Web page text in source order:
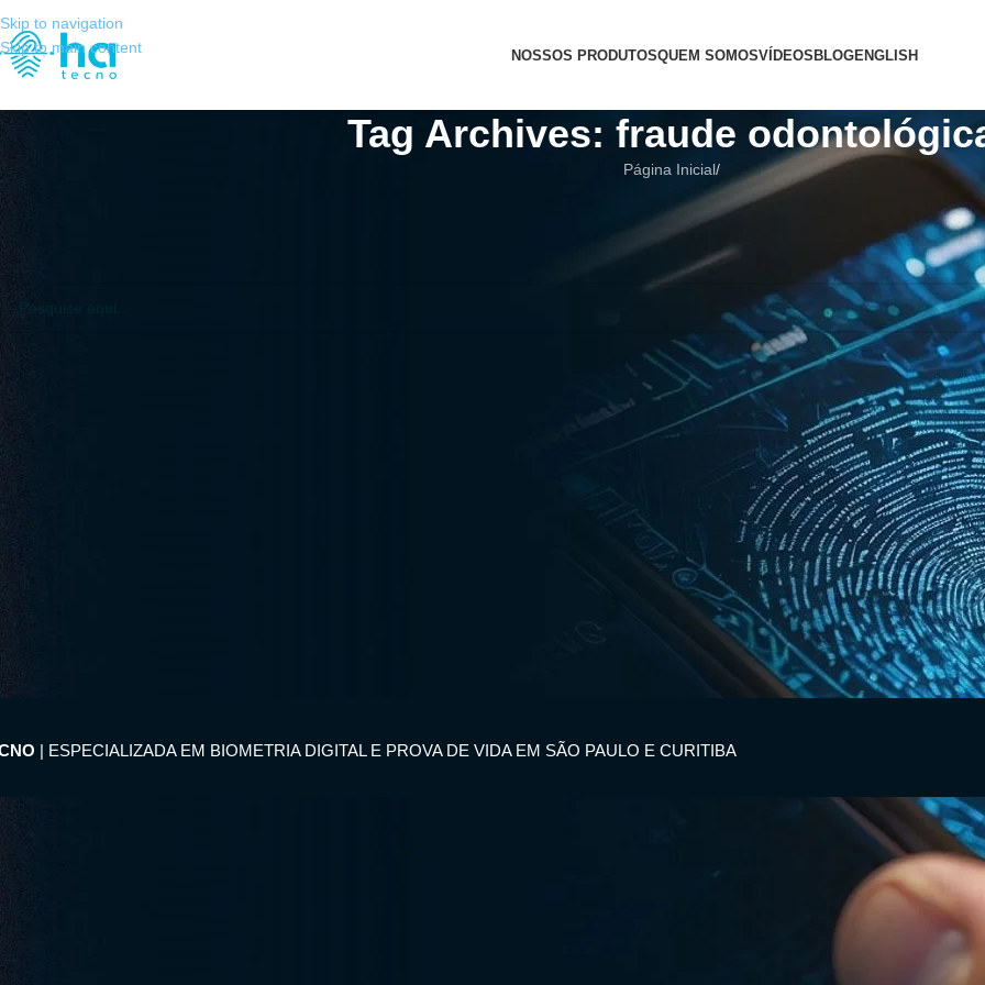
Skip to navigation
Skip to main content
NOSSOS PRODUTOSQUEM SOMOSVÍDEOSBLOGENGLISH
Tag Archives: fraude
Página Inicial/
Não Encontrado
Desculpas, mas nenhum resultado foi encontrado. Talvez a pesquisa vai ajudar a encontrar um post relacionado.
| ESPECIALIZADA EM BIOMETRIA DIGITAL E PROVA DE VIDA EM SÃO PAULO E CURITIBA